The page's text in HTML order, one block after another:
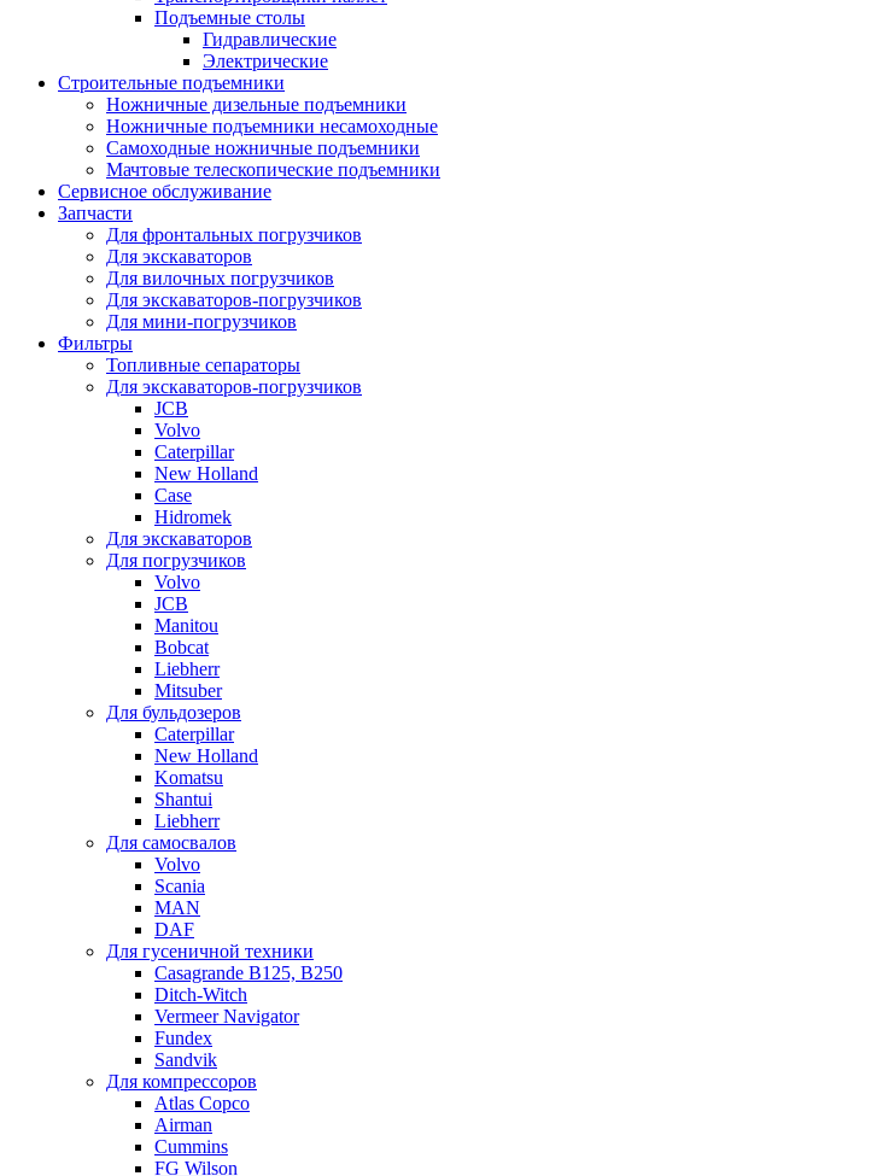
Подъемные столы
Гидравлические
Электрические
Строительные подъемники
Ножничные дизельные подъемники
Ножничные подъемники несамоходные
Самоходные ножничные подъемники
Мачтовые телескопические подъемники
Сервисное обслуживание
Запчасти
Для фронтальных погрузчиков
Для экскаваторов
Для вилочных погрузчиков
Для экскаваторов-погрузчиков
Для мини-погрузчиков
Фильтры
Топливные сепараторы
Для экскаваторов-погрузчиков
JCB
Volvo
Caterpillar
New Holland
Case
Hidromek
Для экскаваторов
Для погрузчиков
Volvo
JCB
Manitou
Bobcat
Liebherr
Mitsuber
Для бульдозеров
Caterpillar
New Holland
Komatsu
Shantui
Liebherr
Для самосвалов
Volvo
Scania
MAN
DAF
Для гусеничной техники
Casagrande B125, B250
Ditch-Witch
Vermeer Navigator
Fundex
Sandvik
Для компрессоров
Atlas Copco
Airman
Cummins
FG Wilson